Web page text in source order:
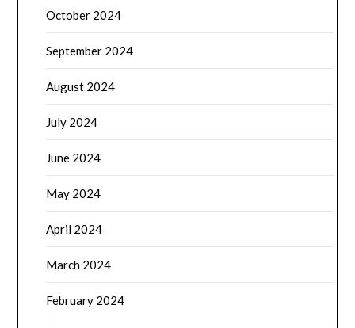
October 2024
September 2024
August 2024
July 2024
June 2024
May 2024
April 2024
March 2024
February 2024